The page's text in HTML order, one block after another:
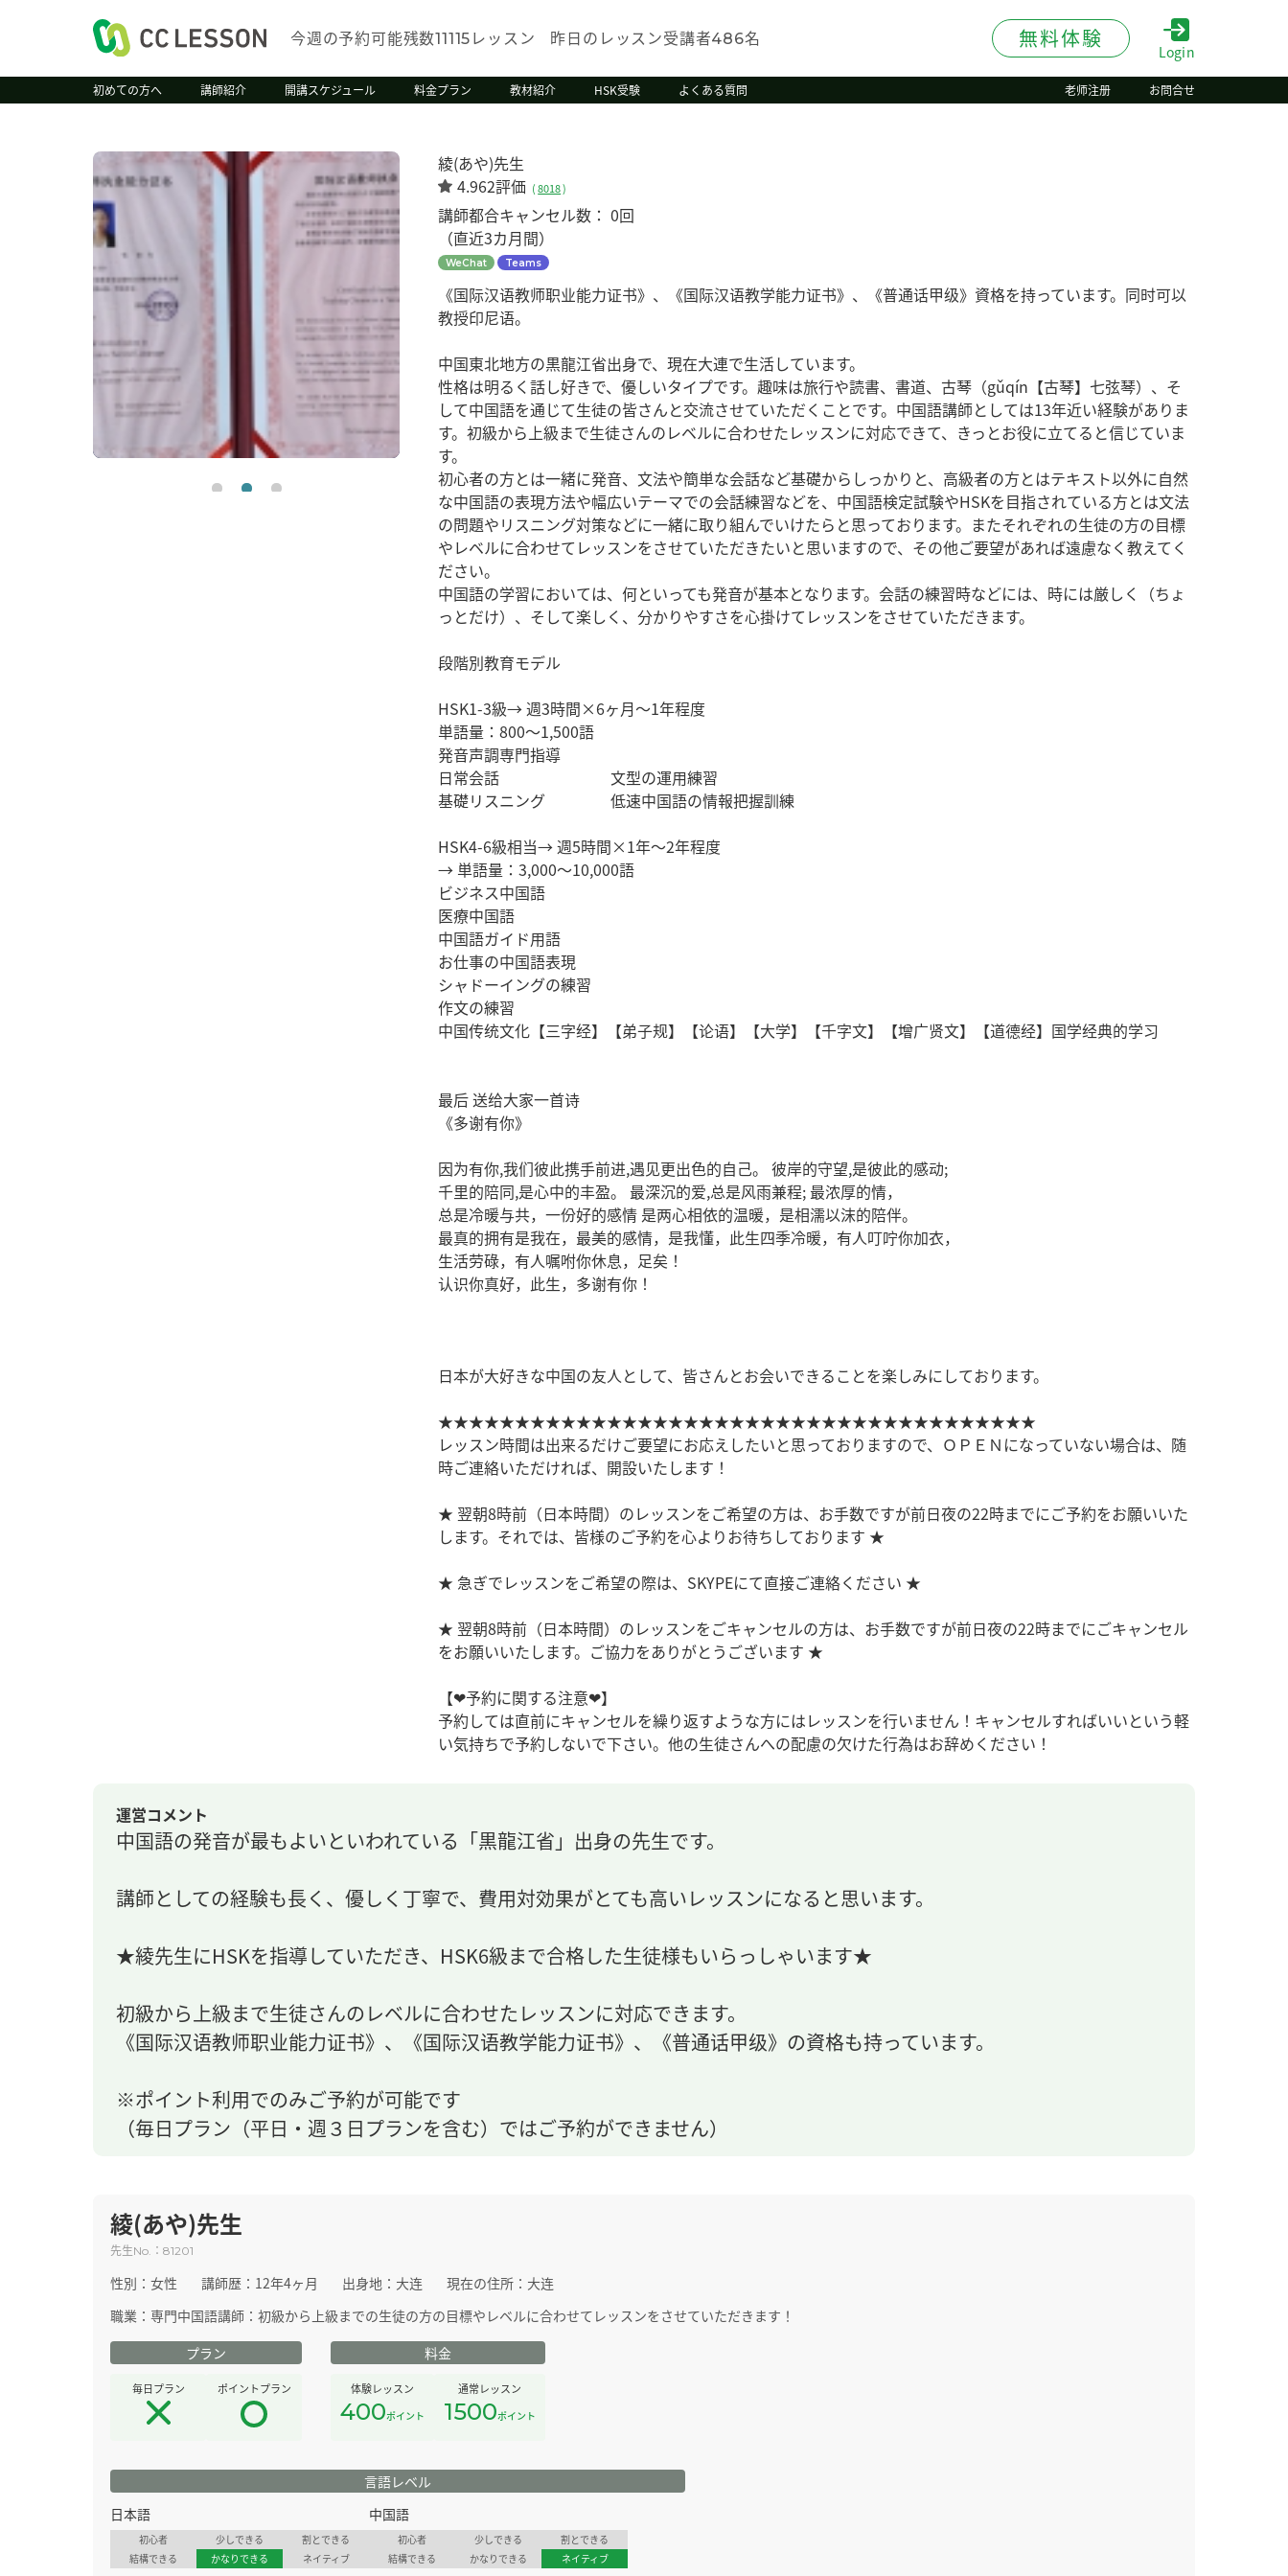
今週の予約可能残数11115 レッスン 昨日のレッスン受講者486名 無料体験
Login
初めての方へ 講師紹介 開講スケジュール 料金プラン 教材紹介 HSK受験 よくある質問 老师注册 お問合せ
綾(あや)先生
4.962評価 (8018)
講師都合キャンセル数： 0回
（直近3カ月間）
WeChat Teams
《国际汉语教师职业能力证书》、《国际汉语教学能力证书》、《普通话甲级》資格を持っています。同时可以
教授印尼语。
中国東北地方の黒龍江省出身で、現在大連で生活しています。
性格は明るく話し好きで、優しいタイプです。趣味は旅行や読書、書道、古琴（gǔqín【古琴】七弦琴）、そ
して中国語を通じて生徒の皆さんと交流させていただくことです。中国語講師としては13年近い経験がありま
す。初級から上級まで生徒さんのレベルに合わせたレッスンに対応できて、きっとお役に立てると信じていま
す。
初心者の方とは一緒に発音、文法や簡単な会話など基礎からしっかりと、高級者の方とはテキスト以外に自然
な中国語の表現方法や幅広いテーマでの会話練習などを、中国語検定試験やHSKを目指されている方とは文法
の問題やリスニング対策などに一緒に取り組んでいけたらと思っております。またそれぞれの生徒の方の目標
やレベルに合わせてレッスンをさせていただきたいと思いますので、その他ご要望があれば遠慮なく教えてく
ださい。
中国語の学習においては、何といっても発音が基本となります。会話の練習時などには、時には厳しく（ちょ
っとだけ）、そして楽しく、分かりやすさを心掛けてレッスンをさせていただきます。
段階別教育モデル
HSK1-3級→ 週3時間×6ヶ月～1年程度
単語量：800～1,500語​
発音声調専門指導
日常会話 文型の運用練習
基礎リスニング 低速中国語の情報把握訓練
HSK4-6級相当→ 週5時間×1年～2年程度
→ 単語量：3,000～10,000語​​
ビジネス中国語
医療中国語
中国語ガイド用語
お仕事の中国語表現
シャドーイングの練習
作文の練習
中国传统文化【三字经】【弟子规】【论语】【大学】【千字文】【增广贤文】【道德经】国学经典的学习
最后 送给大家一首诗
《多谢有你》
因为有你,我们彼此携手前进,遇见更出色的自己。 彼岸的守望,是彼此的感动;
千里的陪同,是心中的丰盈。 最深沉的爱,总是风雨兼程; 最浓厚的情，
总是冷暖与共，一份好的感情 是两心相依的温暖，是相濡以沫的陪伴。
最真的拥有是我在，最美的感情，是我懂，此生四季冷暖，有人叮咛你加衣，
生活劳碌，有人嘱咐你休息，足矣！
认识你真好，此生，多谢有你！
日本が大好きな中国の友人として、皆さんとお会いできることを楽しみにしております。
★★★★★★★★★★★★★★★★★★★★★★★★★★★★★★★★★★★★★★★
レッスン時間は出来るだけご要望にお応えしたいと思っておりますので、ＯＰＥＮになっていない場合は、随
時ご連絡いただければ、開設いたします！
★ 翌朝8時前（日本時間）のレッスンをご希望の方は、お手数ですが前日夜の22時までにご予約をお願いいた
します。それでは、皆様のご予約を心よりお待ちしております ★
★ 急ぎでレッスンをご希望の際は、SKYPEにて直接ご連絡ください ★
★ 翌朝8時前（日本時間）のレッスンをごキャンセルの方は、お手数ですが前日夜の22時までにごキャンセル
をお願いいたします。ご協力をありがとうございます ★
【❤予約に関する注意❤】
予約しては直前にキャンセルを繰り返すような方にはレッスンを行いません！キャンセルすればいいという軽
い気持ちで予約しないで下さい。他の生徒さんへの配慮の欠けた行為はお辞めください！
運営コメント
中国語の発音が最もよいといわれている「黒龍江省」出身の先生です。
講師としての経験も長く、優しく丁寧で、費用対効果がとても高いレッスンになると思います。
★綾先生にHSKを指導していただき、HSK6級まで合格した生徒様もいらっしゃいます★
初級から上級まで生徒さんのレベルに合わせたレッスンに対応できます。
《国际汉语教师职业能力证书》、《国际汉语教学能力证书》、《普通话甲级》の資格も持っています。
※ポイント利用でのみご予約が可能です
（毎日プラン（平日・週３日プランを含む）ではご予約ができません）
綾(あや)先生
先生No. ： 81201
性別： 女性 講師歴： 12年4ヶ月 出身地： 大连 現在の住所： 大连
職業： 専門中国語講師：初級から上級までの生徒の方の目標やレベルに合わせてレッスンをさせていただきます！
プラン
毎日プラン ポイントプラン
料金
体験レッスン
400ポイント
通常レッスン
1500ポイント
言語レベル
日本語
初心者 少しできる
割とできる
結構できる
かなりできる ネイティブ
中国語
初心者 少しできる
割とできる
結構できる
かなりできる ネイティブ